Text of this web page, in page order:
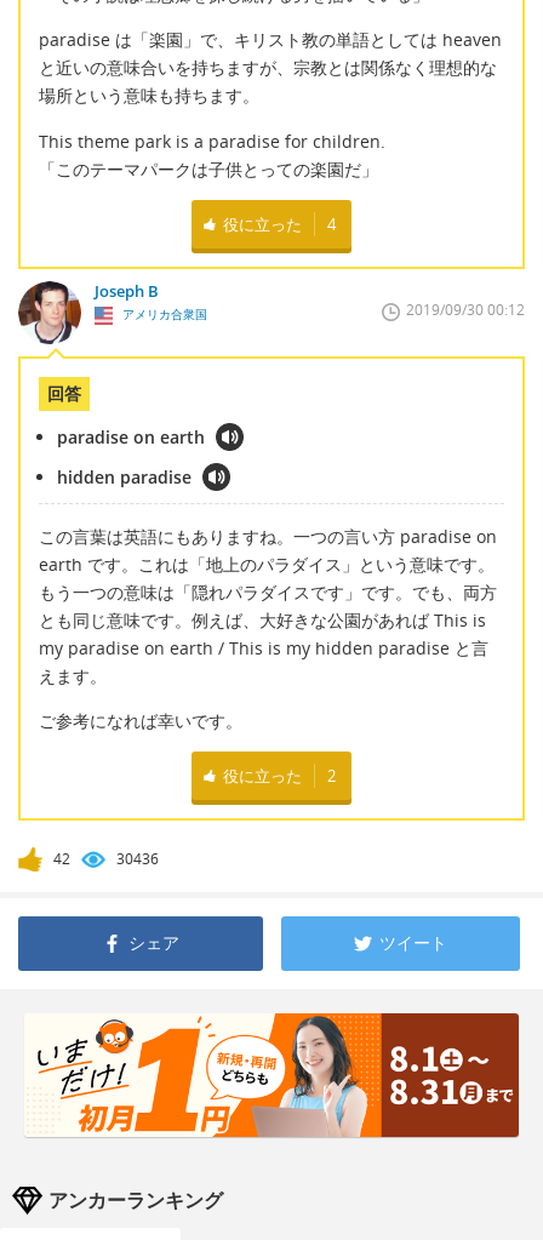
paradise は「楽園」で、キリスト教の単語としては heaven
と近いの意味合いを持ちますが、宗教とは関係なく理想的な
場所という意味も持ちます。
This theme park is a paradise for children.
「このテーマパークは子供とっての楽園だ」
役に立った 4
Joseph B
アメリカ合衆国 2019/09/30 00:12
回答
paradise on earth
hidden paradise
この言葉は英語にもありますね。一つの言い方 paradise on
earth です。これは「地上のパラダイス」という意味です。
もう一つの意味は「隠れパラダイスです」です。でも、両方
とも同じ意味です。例えば、大好きな公園があれば This is
my paradise on earth / This is my hidden paradise と言
えます。
ご参考になれば幸いです。
役に立った 2
42 30436
シェア ツイート
アンカーランキング